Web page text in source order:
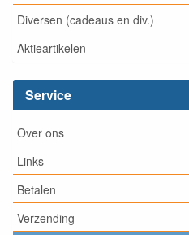
Diversen (cadeaus en div.)
Aktieartikelen
Service
Over ons
Links
Betalen
Verzending